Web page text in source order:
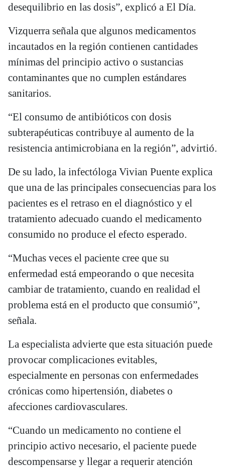
desequilibrio en las dosis”, explicó a El Día.
Vizquerra señala que algunos medicamentos
incautados en la región contienen cantidades
mínimas del principio activo o sustancias
contaminantes que no cumplen estándares
sanitarios.
“El consumo de antibióticos con dosis
subterapéuticas contribuye al aumento de la
resistencia antimicrobiana en la región”, advirtió.
De su lado, la infectóloga Vivian Puente explica
que una de las principales consecuencias para los
pacientes es el retraso en el diagnóstico y el
tratamiento adecuado cuando el medicamento
consumido no produce el efecto esperado.
“Muchas veces el paciente cree que su
enfermedad está empeorando o que necesita
cambiar de tratamiento, cuando en realidad el
problema está en el producto que consumió”,
señala.
La especialista advierte que esta situación puede
provocar complicaciones evitables,
especialmente en personas con enfermedades
crónicas como hipertensión, diabetes o
afecciones cardiovasculares.
“Cuando un medicamento no contiene el
principio activo necesario, el paciente puede
descompensarse y llegar a requerir atención